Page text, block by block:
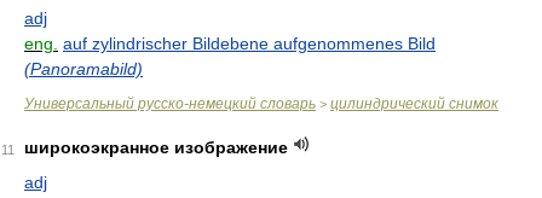
adj
eng. auf zylindrischer Bildebene aufgenommenes Bild
(Panoramabild)
Универсальный русско-немецкий словарь > цилиндрический снимок
11
широкоэкранное изображение
adj